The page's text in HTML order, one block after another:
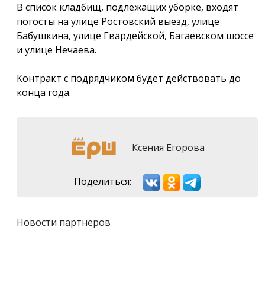
В список кладбищ, подлежащих уборке, входят
погосты на улице Ростовский выезд, улице
Бабушкина, улице Гвардейской, Багаевском шоссе
и улице Нечаева.
Контракт с подрядчиком будет действовать до
конца года.
Ксения Егорова
Поделиться:
Новости партнёров